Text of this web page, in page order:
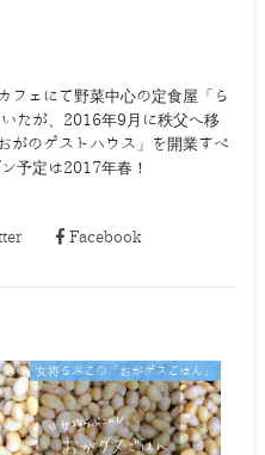
フェにて野菜中心の定食屋「ら
たが、2016年9月に秩父へ移
がのゲストハウス」を開業すべ
予定は2017年春！
Facebook
女将らぶこの「おがゲスごはん」